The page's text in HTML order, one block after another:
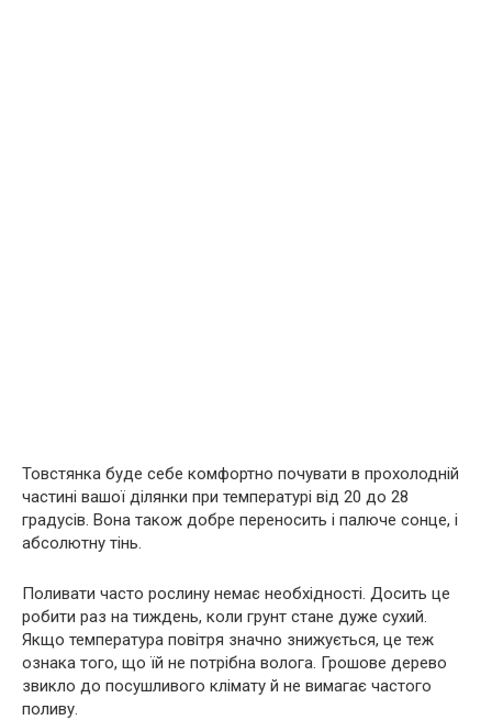
Товстянка буде себе комфортно почувати в прохолодній
частині вашої ділянки при температурі від 20 до 28
градусів. Вона також добре переносить і палюче сонце, і
абсолютну тінь.
Поливати часто рослину немає необхідності. Досить це
робити раз на тиждень, коли грунт стане дуже сухий.
Якщо температура повітря значно знижується, це теж
ознака того, що їй не потрібна волога. Грошове дерево
звикло до посушливого клімату й не вимагає частого
поливу.